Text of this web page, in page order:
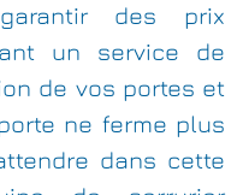
des prix
un service de
de vos portes et
ne ferme plus
dans cette